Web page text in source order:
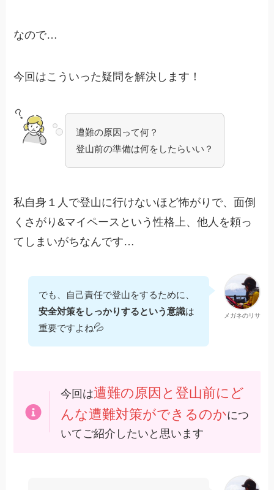
なので…
今回はこういった疑問を解決します！
遭難の原因って何？
登山前の準備は何をしたらいい？
私自身１人で登山に行けないほど怖がりで、面倒
くさがり&マイペースという性格上、他人を頼っ
てしまいがちなんです…
メガネのリサ
でも、自己責任で登山をするために、
安全対策をしっかりするという意識は
重要ですよね💦
今回は遭難の原因と登山前にど
んな遭難対策ができるのかにつ
いてご紹介したいと思います